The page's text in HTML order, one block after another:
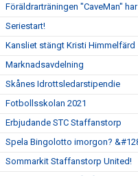
Föräldrarträningen "CaveMan"
Seriestart!
Kansliet stängt Kristi Himmelfärd
Marknadsavdelning
Skånes Idrottsledarstipendie
Fotbollsskolan 2021
Erbjudande STC Staffanstorp
Spela Bingolotto imorgon?
Sommarkit Staffanstorp United!